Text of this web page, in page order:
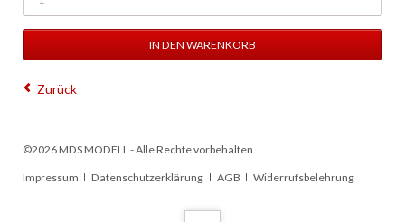
Zurück
©2026 MDS MODELL - Alle Rechte vorbehalten
Navigation
Impressum Datenschutzerklärung AGB Widerrufsbelehrung